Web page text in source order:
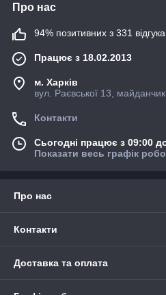
Про нас
94% позитивних з 331 відгука
Працює з 18.02.2013
м. Харків
вул. Раєвської 13,
Контакти
Сьогодні працює з 09:00
Показати весь графік
Про нас
Контакти
Доставка та оплата